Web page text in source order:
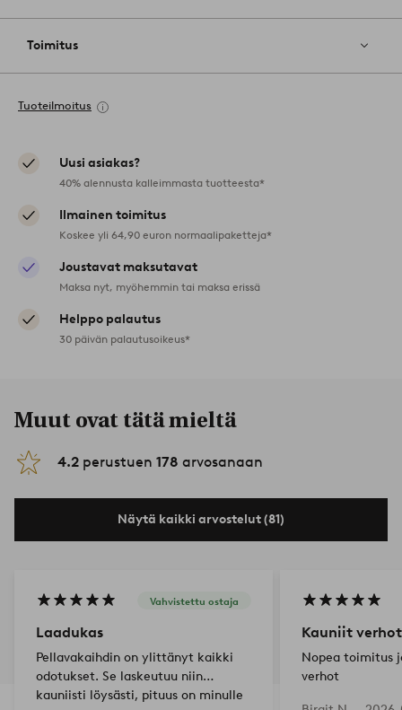
Toimitus
Tuoteilmoitus
Uusi asiakas?
40% alennusta kalleimmasta tuotteesta*
Ilmainen toimitus
Koskee yli 64,90 euron normaalipaketteja*
Joustavat maksutavat
Maksa nyt, myöhemmin tai maksa erissä
Helppo palautus
30 päivän palautusoikeus*
Muut ovat tätä mieltä
4.2 perustuen 178 arvosanaan
Näytä kaikki arvostelut (81)
Vahvistettu ostaja
Laadukas
Pellavakaihdin on ylittänyt kaikki
odotukset. Se laskeutuu niin
kauniisti löysästi, pituus on minulle
Kauniit verhot
Nopea toimitus
verhot